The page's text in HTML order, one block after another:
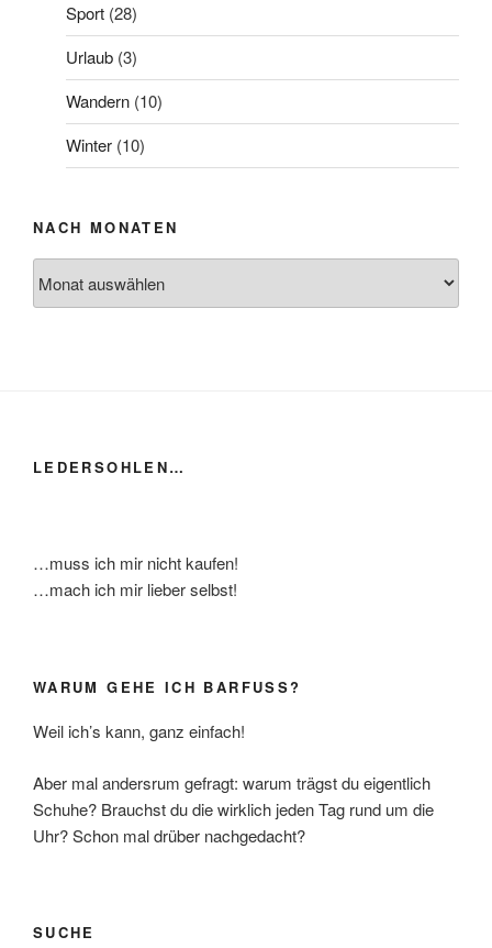
Sport (28)
Urlaub (3)
Wandern (10)
Winter (10)
NACH MONATEN
Monaten
LEDERSOHLEN…
…muss ich mir nicht kaufen!
…mach ich mir lieber selbst!
WARUM GEHE ICH BARFUSS?
Weil ich’s kann, ganz einfach!
Aber mal andersrum gefragt: warum trägst du eigentlich
Schuhe? Brauchst du die wirklich jeden Tag rund um die
Uhr? Schon mal drüber nachgedacht?
SUCHE